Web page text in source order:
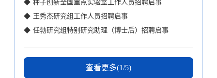
◆ 种子创新全国重点实验室工作人员招聘启事
◆ 王秀杰研究组工作人员招聘启事
◆ 任勃研究组特别研究助理（博士后）招聘启事
查看更多(1/5)